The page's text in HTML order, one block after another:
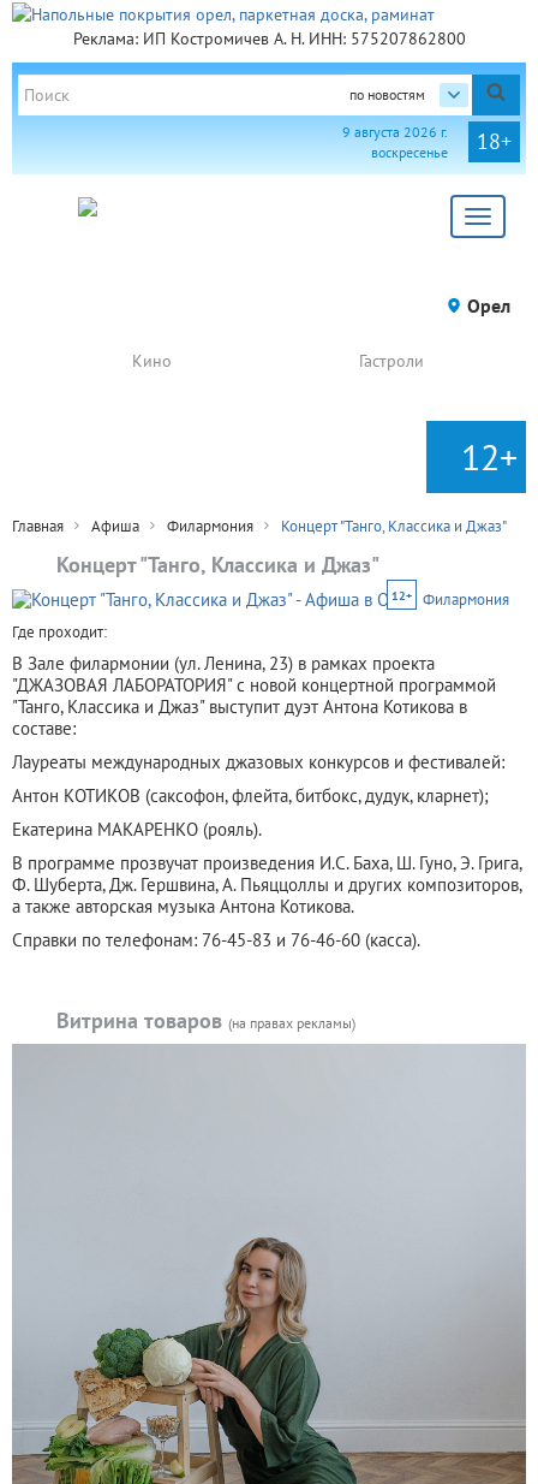
Реклама: ИП Костромичев А. Н. ИНН: 575207862800
по новостям
18+
9 августа 2026 г.
воскресенье
Toggle
Орел
Кино Гастроли
12+
Главная Афиша Филармония Концерт "Танго, Классика и Джаз"
Концерт "Танго, Классика и Джаз"
12+
Филармония
Где проходит:
В Зале филармонии (ул. Ленина, 23) в рамках проекта
"ДЖАЗОВАЯ ЛАБОРАТОРИЯ" с новой концертной программой
"Танго, Классика и Джаз" выступит дуэт Антона Котикова в
составе:
Лауреаты международных джазовых конкурсов и фестивалей:
Антон КОТИКОВ (саксофон, флейта, битбокс, дудук, кларнет);
Екатерина МАКАРЕНКО (рояль).
В программе прозвучат произведения И.С. Баха, Ш. Гуно, Э. Грига,
Ф. Шуберта, Дж. Гершвина, А. Пьяццоллы и других композиторов,
а также авторская музыка Антона Котикова.
Справки по телефонам: 76-45-83 и 76-46-60 (касса).
Витрина товаров (на правах рекламы)